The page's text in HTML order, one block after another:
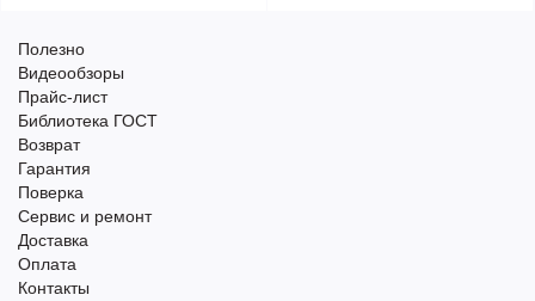
Полезно
Видеообзоры
Прайс-лист
Библиотека ГОСТ
Возврат
Гарантия
Поверка
Сервис и ремонт
Доставка
Оплата
Контакты